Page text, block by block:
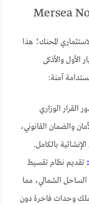
المحنك؛ هذا
والأذكى
آمنة:
القرار الوزاري
والضمان القانوني،
بالكامل.
تقديم نظام تقسيط
الشمالي، مما
وحدات فاخرة دون